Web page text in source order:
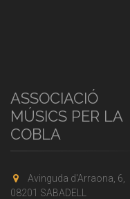
ASSOCIACIÓ
MÚSICS PER LA
COBLA
Avinguda d'Arraona, 6,
08201 SABADELL